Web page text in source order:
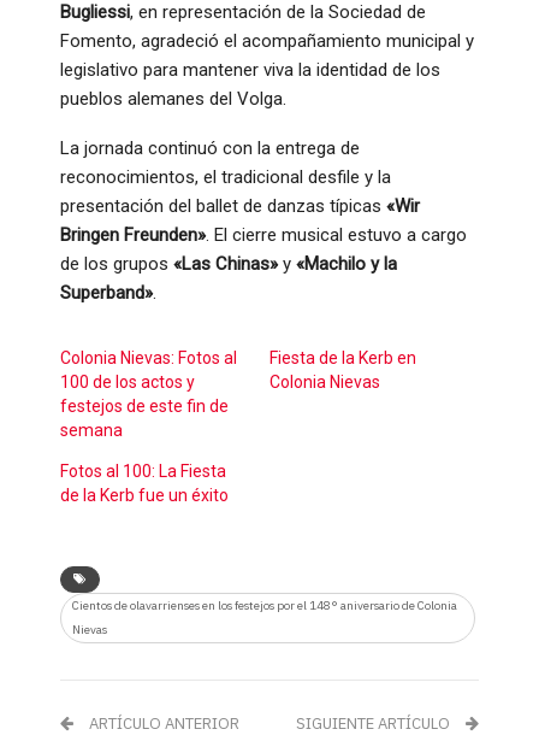
Bugliessi, en representación de la Sociedad de
Fomento, agradeció el acompañamiento municipal y
legislativo para mantener viva la identidad de los
pueblos alemanes del Volga.
La jornada continuó con la entrega de
reconocimientos, el tradicional desfile y la
presentación del ballet de danzas típicas «Wir
Bringen Freunden». El cierre musical estuvo a cargo
de los grupos «Las Chinas»y «Machilo y la
Superband».
Colonia Nievas: Fotos al
100 de los actos y
festejos de este fin de
semana
Fiesta de la Kerb en
Colonia Nievas
Fotos al 100: La Fiesta
de la Kerb fue un éxito
Cientos de olavarrienses en los festejos por el 148° aniversario de Colonia
Nievas
ARTÍCULO ANTERIOR SIGUIENTE ARTÍCULO